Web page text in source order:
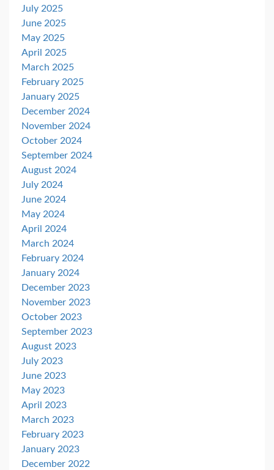
July 2025
June 2025
May 2025
April 2025
March 2025
February 2025
January 2025
December 2024
November 2024
October 2024
September 2024
August 2024
July 2024
June 2024
May 2024
April 2024
March 2024
February 2024
January 2024
December 2023
November 2023
October 2023
September 2023
August 2023
July 2023
June 2023
May 2023
April 2023
March 2023
February 2023
January 2023
December 2022